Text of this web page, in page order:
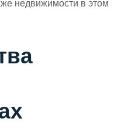
недвижимости в этом